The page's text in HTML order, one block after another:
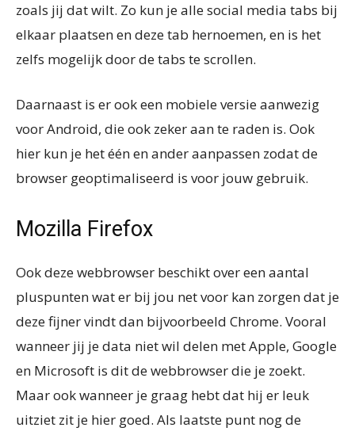
zoals jij dat wilt. Zo kun je alle social media tabs bij
elkaar plaatsen en deze tab hernoemen, en is het
zelfs mogelijk door de tabs te scrollen.
Daarnaast is er ook een mobiele versie aanwezig
voor Android, die ook zeker aan te raden is. Ook
hier kun je het één en ander aanpassen zodat de
browser geoptimaliseerd is voor jouw gebruik.
Mozilla Firefox
Ook deze webbrowser beschikt over een aantal
pluspunten wat er bij jou net voor kan zorgen dat je
deze fijner vindt dan bijvoorbeeld Chrome. Vooral
wanneer jij je data niet wil delen met Apple, Google
en Microsoft is dit de webbrowser die je zoekt.
Maar ook wanneer je graag hebt dat hij er leuk
uitziet zit je hier goed. Als laatste punt nog de